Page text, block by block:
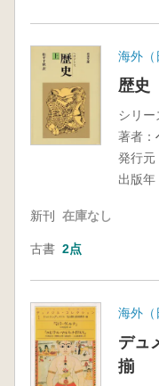
海外（
歴史
シリー
著者：
発行元
出版年
新刊 在庫なし
古書 2点
海外（
デュ
揃